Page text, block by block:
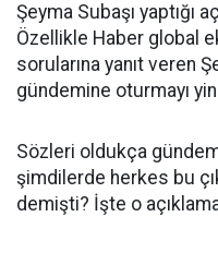
Şeyma Subaşı yaptığı
Özellikle Haber global
sorularına yanıt veren
gündemine oturmayı
Sözleri oldukça
şimdilerde herkes bu
demişti? İşte o